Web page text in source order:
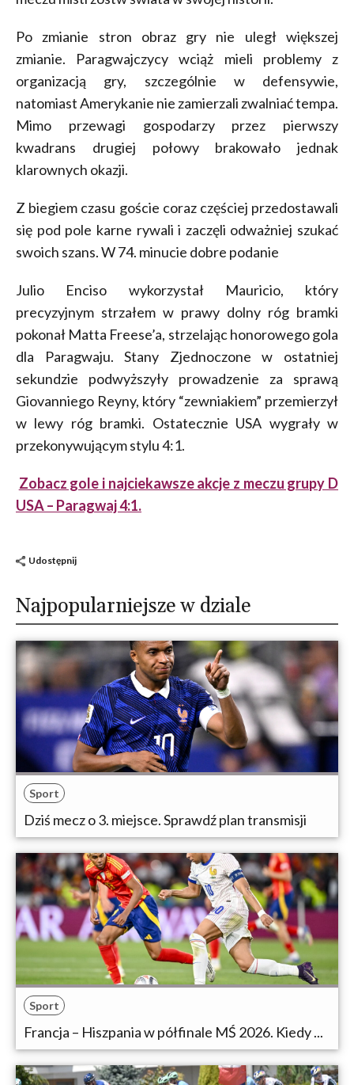
Po zmianie stron obraz gry nie uległ większej
zmianie. Paragwajczycy wciąż mieli problemy z
organizacją gry, szczególnie w defensywie,
natomiast Amerykanie nie zamierzali zwalniać tempa.
Mimo przewagi gospodarzy przez pierwszy
kwadrans drugiej połowy brakowało jednak
klarownych okazji.
Z biegiem czasu goście coraz częściej przedostawali
się pod pole karne rywali i zaczęli odważniej szukać
swoich szans. W 74. minucie dobre podanie
Julio Enciso wykorzystał Mauricio, który
precyzyjnym strzałem w prawy dolny róg bramki
pokonał Matta Freese’a, strzelając honorowego gola
dla Paragwaju. Stany Zjednoczone w ostatniej
sekundzie podwyższyły prowadzenie za sprawą
Giovanniego Reyny, który “zewniakiem” przemierzył
w lewy róg bramki. Ostatecznie USA wygrały w
przekonywującym stylu 4:1.
Zobacz gole i najciekawsze akcje z meczu grupy D
USA – Paragwaj 4:1.
Udostępnij
Najpopularniejsze w dziale
Sport
Dziś mecz o 3. miejsce. Sprawdź plan transmisji
Sport
Francja – Hiszpania w półfinale MŚ 2026. Kiedy ...